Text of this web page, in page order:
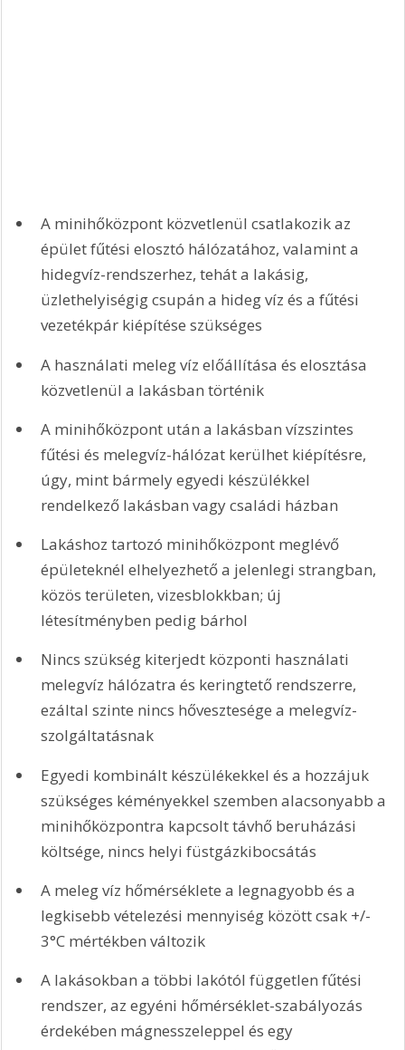
A minihőközpont közvetlenül csatlakozik az
épület fűtési elosztó hálózatához, valamint a
hidegvíz-rendszerhez, tehát a lakásig,
üzlethelyiségig csupán a hideg víz és a fűtési
vezetékpár kiépítése szükséges
A használati meleg víz előállítása és elosztása
közvetlenül a lakásban történik
A minihőközpont után a lakásban vízszintes
fűtési és melegvíz-hálózat kerülhet kiépítésre,
úgy, mint bármely egyedi készülékkel
rendelkező lakásban vagy családi házban
Lakáshoz tartozó minihőközpont meglévő
épületeknél elhelyezhető a jelenlegi strangban,
közös területen, vizesblokkban; új
létesítményben pedig bárhol
Nincs szükség kiterjedt központi használati
melegvíz hálózatra és keringtető rendszerre,
ezáltal szinte nincs hővesztesége a melegvíz-
szolgáltatásnak
Egyedi kombinált készülékekkel és a hozzájuk
szükséges kéményekkel szemben alacsonyabb a
minihőközpontra kapcsolt távhő beruházási
költsége, nincs helyi füstgázkibocsátás
A meleg víz hőmérséklete a legnagyobb és a
legkisebb vételezési mennyiség között csak +/-
3°C mértékben változik
A lakásokban a többi lakótól független fűtési
rendszer, az egyéni hőmérséklet-szabályozás
érdekében mágnesszeleppel és egy